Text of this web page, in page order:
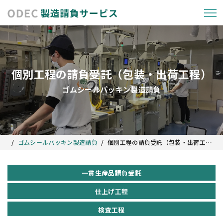
個別工程の請負受託（包装・出荷工程）
/ ゴムシールパッキン製造請負 / 個別工程の請負受託（包装・出荷工程）
一貫生産品請負受託
仕上げ工程
検査工程